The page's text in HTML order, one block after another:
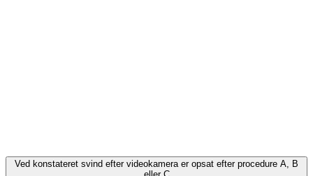
Ved konstateret svind efter videokamera er opsat efter procedure A, B